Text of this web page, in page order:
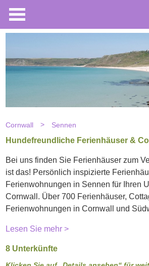
Cornwall Sennen
Hundefreundliche Ferienhäuser &
Bei uns finden Sie Ferienhäuser zum
ist das! Persönlich inspizierte
Ferienwohnungen in Sennen für Ihren
Cornwall. Über 700 Ferienhäuser,
Ferienwohnungen in Cornwall und
Lesen Sie mehr >
8 Unterkünfte